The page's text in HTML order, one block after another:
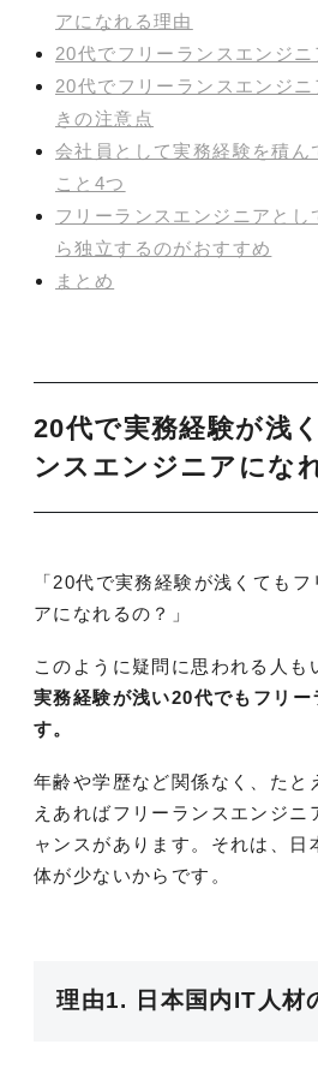
アになれる理由
20代でフリーランスエンジニ
20代でフリーランスエンジ
きの注意点
会社員として実務経験を積ん
こと4つ
フリーランスエンジニアとし
ら独立するのがおすすめ
まとめ
20代で実務経験が浅
ンスエンジニアにな
「20代で実務経験が浅くても
アになれるの？」
このように疑問に思われる人も
実務経験が浅い20代でもフリー
す。
年齢や学歴など関係なく、たと
えあればフリーランスエンジニ
ャンスがあります。それは、日
体が少ないからです。
理由1. 日本国内IT人材